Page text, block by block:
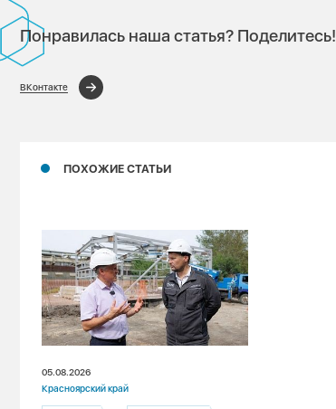
Понравилась наша статья? Поделитесь!
ВКонтакте
ПОХОЖИЕ СТАТЬИ
05.08.2026
Красноярский край